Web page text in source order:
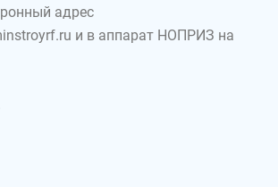
адрес
и в аппарат НОПРИЗ на